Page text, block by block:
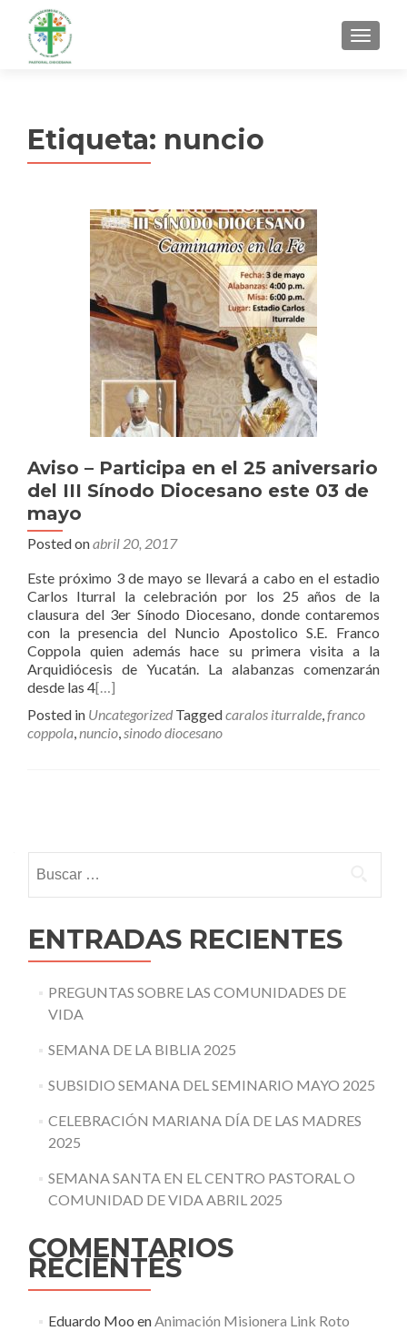
MENU
Etiqueta: nuncio
Aviso – Participa en el 25 aniversario
del III Sínodo Diocesano este 03 de
mayo
Posted onabril 20, 2017
Este próximo 3 de mayo se llevará a cabo en el estadio
Carlos Iturral la celebración por los 25 años de la
clausura del 3er Sínodo Diocesano, donde contaremos
con la presencia del Nuncio Apostolico S.E. Franco
Coppola quien además hace su primera visita a la
Arquidiócesis de Yucatán. La alabanzas comenzarán
desde las 4[…]
Posted in Uncategorized Taggedcaralos iturralde,franco
coppola,nuncio,sinodo diocesano
navigation
ENTRADAS RECIENTES
PREGUNTAS SOBRE LAS COMUNIDADES DE
VIDA
SEMANA DE LA BIBLIA 2025
SUBSIDIO SEMANA DEL SEMINARIO MAYO 2025
CELEBRACIÓN MARIANA DÍA DE LAS MADRES
2025
SEMANA SANTA EN EL CENTRO PASTORAL O
COMUNIDAD DE VIDA ABRIL 2025
COMENTARIOS
RECIENTES
Eduardo Moo enAnimación Misionera Link Roto